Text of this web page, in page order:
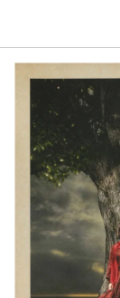
参りだけはしよう
エ）は家族を促す
誓）も、長男・時
奈麻）も無反応。
なぜか大家夫婦（
から追い出そうとして